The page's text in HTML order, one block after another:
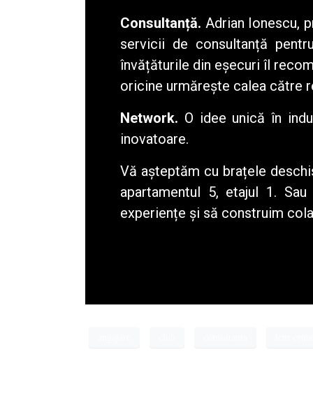
Consultanță. Adrian Ionescu,
servicii de consultanță
învățăturile din eșecuri îl
oricine urmărește calea către
Network. O idee unică în
inovatoare.
Vă așteptăm cu brațele
apartamentul 5, etajul 1.
experiențe și să construim